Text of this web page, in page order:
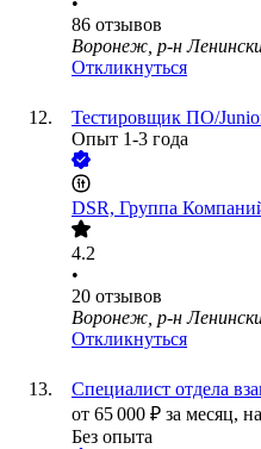
86 отзывов
Воронеж, р-н
Откликнуться
Тестировщик ПО/
Опыт 1-3 года
DSR, Группа
4.2
•
20 отзывов
Воронеж, р-н
Откликнуться
Специалист отдела
от 65 000 ₽ за месяц,
Без опыта